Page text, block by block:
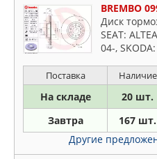
BREMBO
Диск
SEAT:
04-,
04-, EOS
Поставка Наличие
На складе 20 шт.
Завтра 167 шт.
Другие